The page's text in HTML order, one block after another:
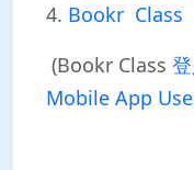
4. Bookr Class
(Bookr Class
Mobile App